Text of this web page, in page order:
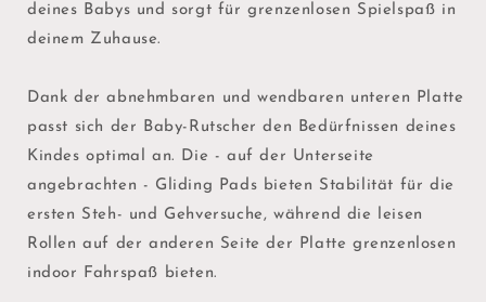
deines Babys und sorgt für grenzenlosen Spielspaß in
deinem Zuhause.
Dank der abnehmbaren und wendbaren unteren Platte
passt sich der Baby-Rutscher den Bedürfnissen deines
Kindes optimal an. Die - auf der Unterseite
angebrachten - Gliding Pads bieten Stabilität für die
ersten Steh- und Gehversuche, während die leisen
Rollen auf der anderen Seite der Platte grenzenlosen
indoor Fahrspaß bieten.